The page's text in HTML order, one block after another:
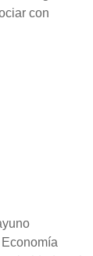
con